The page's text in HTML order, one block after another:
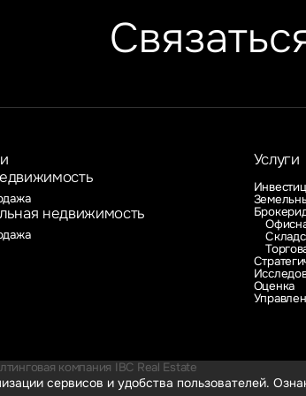
недвижимость
Услуги
Оценка
компания IBC Real Estate
сервисов и удобства пользователей.